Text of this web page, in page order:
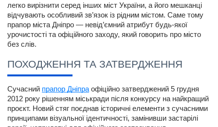
легко вирізнити серед інших міст України, а його мешканці
прапор міста Дніпро — невід’ємний атрибут будь-якої
урочистості та офіційного заходу, який говорить про місто
без слів.
ПОХОДЖЕННЯ ТА ЗАТВЕРДЖЕННЯ
Сучасний прапор Дніпра офіційно затверджений 5 грудня
2012 року рішенням міськради після конкурсу на найкращий
проєкт. Новий стяг поєднав історичні елементи з сучасними
принципами візуальної ідентичності, замінивши застарілі